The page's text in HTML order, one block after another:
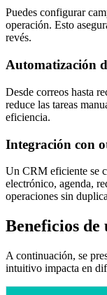
Puedes configurar
operación. Esto
revés.
Automatización
Desde correos hasta
reduce las tareas
eficiencia.
Integración con
Un CRM eficiente se
electrónico, agenda,
operaciones sin
Beneficios
A continuación, se
intuitivo impacta en